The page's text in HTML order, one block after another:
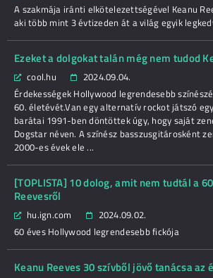
A szakmája iránti elkötelezettségével Keanu
aki több mint 3 évtizeden át a világ egyik
Ezeket a dolgokat talán még nem tudod
cool.hu
2024.09.04.
Érdekességek Hollywood legrendesebb
60. életévét.Van egy alternatív rockot játszó
barátai 1991-ben döntöttek úgy, hogy saját
Dogstar néven. A színész basszusgitárosként
2000-es évek ele ...
[TOPLISTA] 10 dolog, amit nem tudtál a
Reevesről
hu.ign.com
2024.09.02.
60 éves Hollywood legrendesebb fickója
Keanu Reeves 30 szívből jövő tanácsa az